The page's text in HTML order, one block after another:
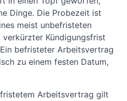
Dinge. Die Probezeit ist
meist unbefristeten
Kündigungsfrist
befristeter Arbeitsvertrag
zu einem festen Datum,
Arbeitsvertrag gilt